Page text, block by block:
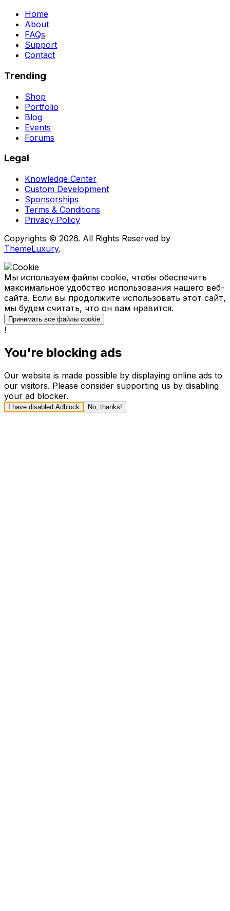
Home
About
FAQs
Support
Contact
Trending
Shop
Portfolio
Blog
Events
Forums
Legal
Knowledge Center
Custom Development
Sponsorships
Terms & Conditions
Privacy Policy
Copyrights © 2026. All Rights Reserved by
ThemeLuxury.
Мы используем файлы cookie, чтобы обеспечить
максимальное удобство использования нашего веб-
сайта. Если вы продолжите использовать этот сайт,
мы будем считать, что он вам нравится.
Принимать все файлы cookie
!
You're blocking ads
Our website is made possible by displaying online ads to
our visitors. Please consider supporting us by disabling
your ad blocker.
I have disabled Adblock No, thanks!